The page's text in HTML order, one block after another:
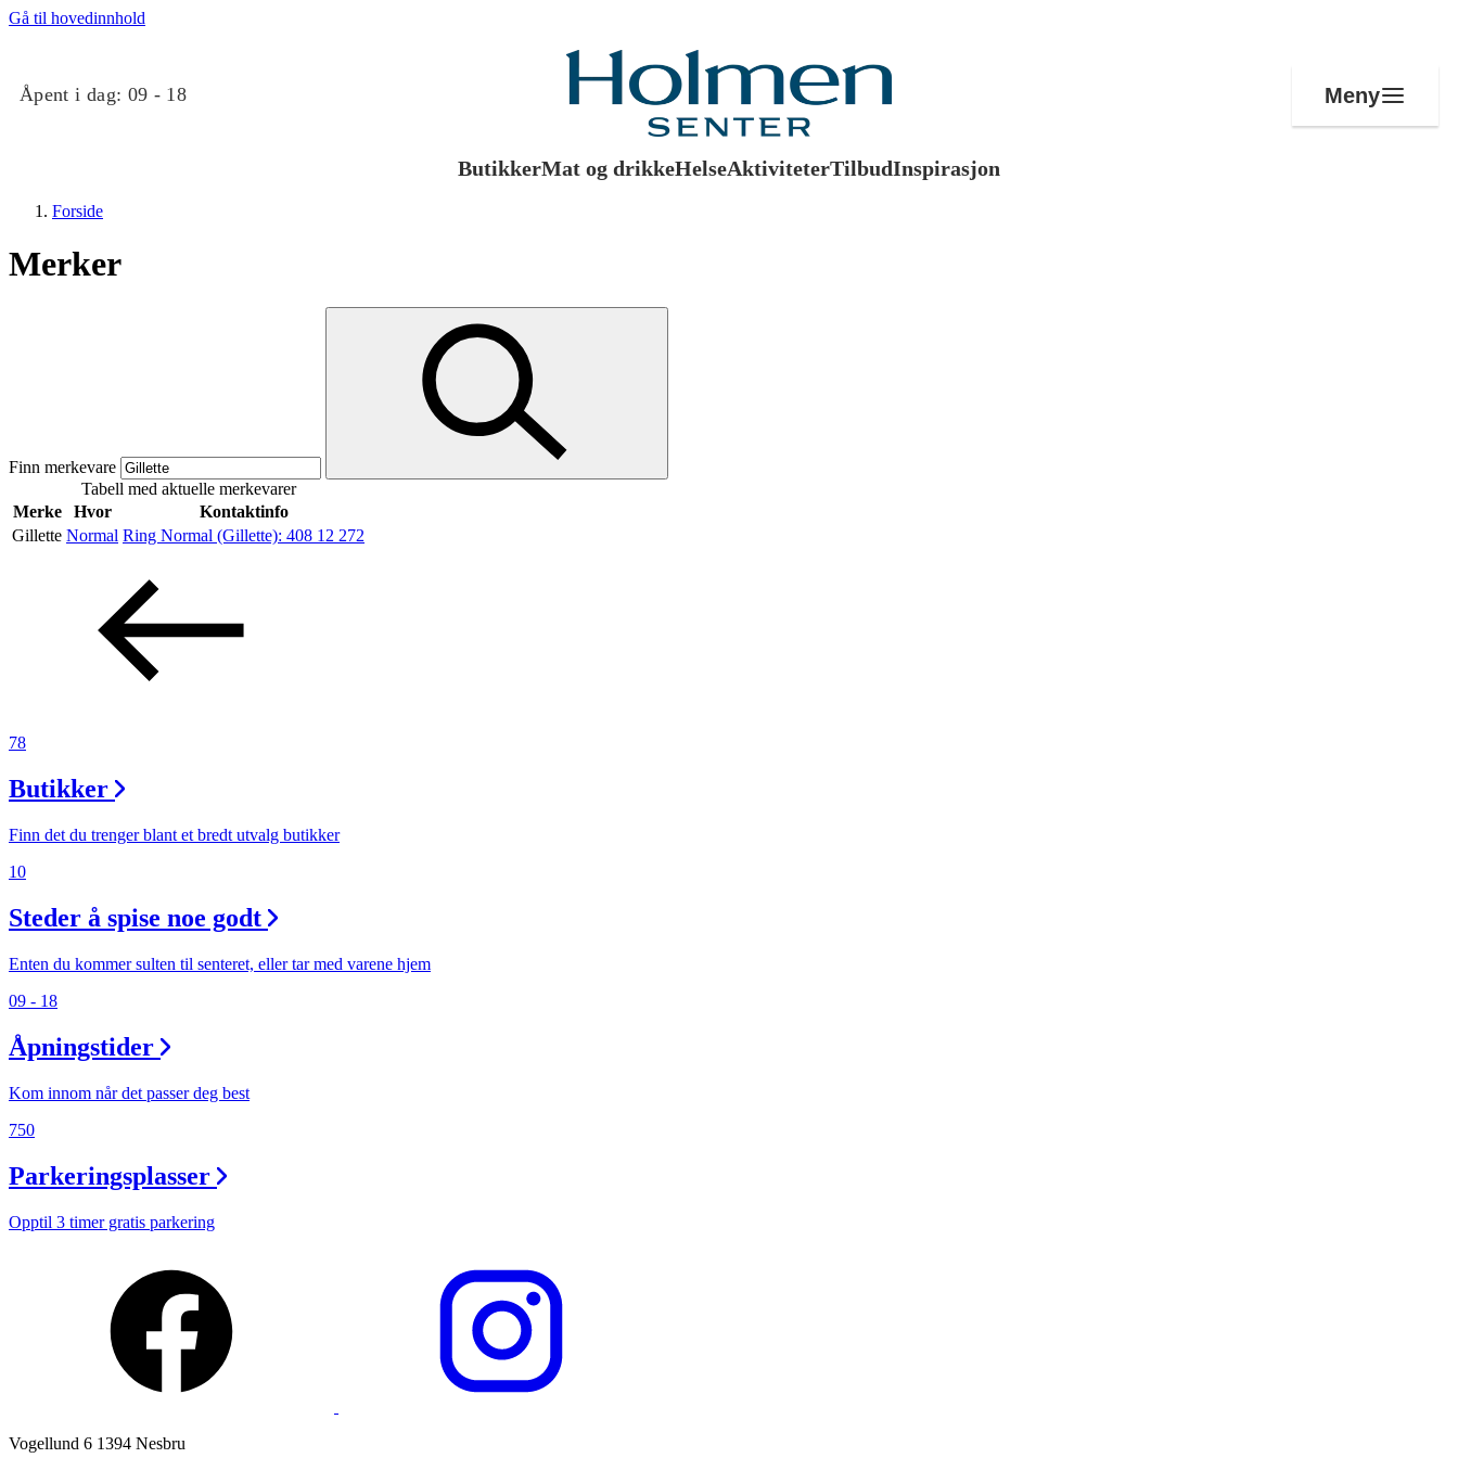
Gå til hovedinnhold
Åpent i dag: 09 - 18 Meny
ButikkerMat og drikkeHelseAktiviteterTilbudInspirasjon
Mat og drikke
Helse
Aktiviteter
Tilbud
Søk
Åpningstider
Praktisk informasjon
Magasin
Gavekort
Forside
Merker
Finn merkevare
Tabell med aktuelle merkevarer
Merke
Hvor
Kontaktinfo
Gillette Normal Ring Normal (Gillette): 408 12 272
78
Butikker
Finn det du trenger blant et bredt utvalg butikker
10
Steder å spise noe godt
Enten du kommer sulten til senteret, eller tar med varene hjem
09 - 18
Åpningstider
Kom innom når det passer deg best
750
Parkeringsplasser
Opptil 3 timer gratis parkering
Vogellund 6 1394 Nesbru